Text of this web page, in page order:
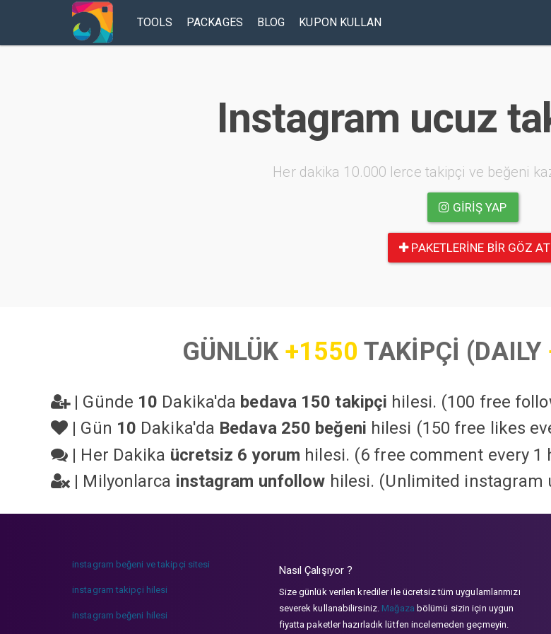
TOOLS PACKAGES BLOG KUPON KULLAN
Instagram ucuz
Her dakika 10.000 lerce takipçi ve beğeni
GIRIŞ YAP
PAKETLERINE BIR GÖZ AT
GÜNLÜK +1550 TAKİPÇİ (DAILY
| Günde 10 Dakika'da bedava 150 takipçi hilesi. (100 free
| Gün 10 Dakika'da Bedava 250 beğeni hilesi (150 free likes
| Her Dakika ücretsiz 6 yorum hilesi. (6 free comment every 1
| Milyonlarca instagram unfollow hilesi. (Unlimited instagram
instagram beğeni ve takipçi sitesi
instagram takipçi hilesi
instagram beğeni hilesi
Nasıl Çalışıyor ?
Size günlük verilen krediler ile ücretsiz tüm uygulamlarımızı
severek kullanabilirsiniz. Mağaza bölümü sizin için uygun
fiyatta paketler hazırladık lütfen incelemeden geçmeyin.